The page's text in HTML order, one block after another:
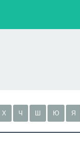
Х Ч Ш Ю Я